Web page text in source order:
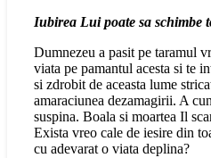
Iubirea Lui poate sa schimbe
Dumnezeu a pasit pe taramul
viata pe pamantul acesta si te
si zdrobit de aceasta lume
amaraciunea dezamagirii. A
suspina. Boala si moartea Il
Exista vreo cale de iesire din
cu adevarat o viata deplina?